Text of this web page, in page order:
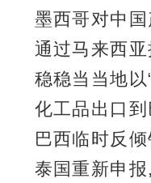
墨西哥对中
通过马来西
稳稳当当地
化工品出口
巴西临时反
泰国重新申